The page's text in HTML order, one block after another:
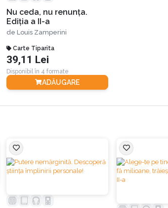
Nu ceda, nu renunţa.
Ediția a II-a
de Louis Zamperini
Carte Tiparita
39,11 Lei
Disponibil în 4 formate
ADĂUGARE